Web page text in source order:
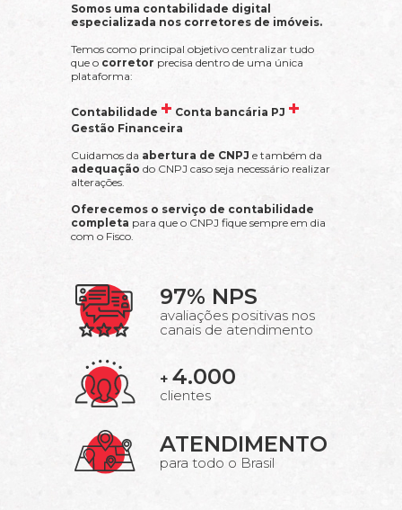
Somos uma contabilidade digital
especializada nos corretores de imóveis.
Temos como principal objetivo centralizar tudo
que o corretor precisa dentro de uma única
plataforma:
Contabilidade + Conta bancária PJ +
Gestão Financeira
Cuidamos da abertura de CNPJ e também da
adequação do CNPJ caso seja necessário realizar
alterações.
Oferecemos o serviço de contabilidade
completa para que o CNPJ fique sempre em dia
com o Fisco.
97% NPS
avaliações positivas nos
canais de atendimento
+ 4.000
clientes
ATENDIMENTO
para todo o Brasil